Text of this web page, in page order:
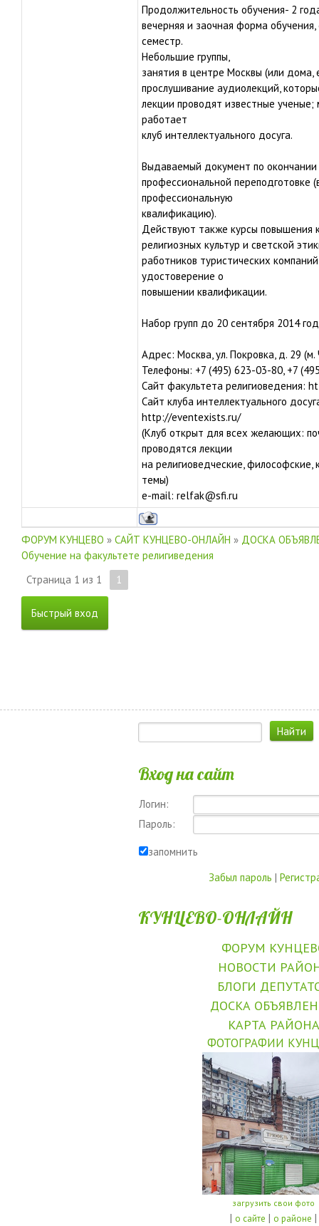
Продолжительность обучения- 2
вечерняя и заочная форма
семестр.
Небольшие группы,
занятия в центре Москвы (или
прослушивание аудиолекций,
лекции проводят известные
работает
клуб интеллектуального досуга.
Выдаваемый документ по
профессиональной переподготовке
профессиональную
квалификацию).
Действуют также курсы повышения
религиозных культур и светской
работников туристических
удостоверение о
повышении квалификации.
Набор групп до 20 сентября 2014
Адрес: Москва, ул. Покровка, д. 29
Телефоны: +7 (495) 623-03-80, +7
Сайт факультета религиоведения:
Сайт клуба интеллектуального
http://eventexists.ru/
(Клуб открыт для всех желающих:
проводятся лекции
на религиоведческие, философские,
темы)
e-mail: relfak@sfi.ru
ФОРУМ КУНЦЕВО » САЙТ КУНЦЕВО-ОНЛАЙН » ДОСКА
Обучение на факультете религиведения
Страница 1 из 1 1
Вход на сайт
Логин:
Пароль:
запомнить
Забыл пароль |
КУНЦЕВО-ОНЛАЙН
ФОРУМ
НОВОСТИ
БЛОГИ
ДОСКА
КАРТА РАЙОНА
ФОТОГРАФИИ
загрузить свои фото
| о сайте | о районе |